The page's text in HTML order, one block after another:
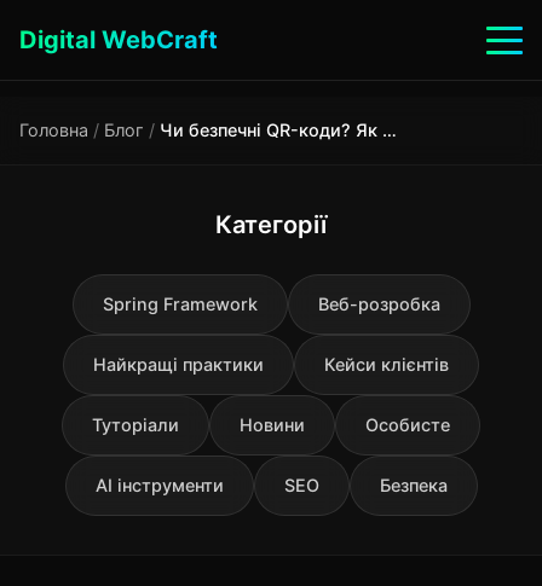
Digital WebCraft
Головна / Блог / Чи безпечні QR-коди? Як не потрапити на фішинговий сайт
Категорії
Spring Framework Веб-розробка
Найкращі практики Кейси клієнтів
Туторіали Новини Особисте
AI інструменти SEO Безпека